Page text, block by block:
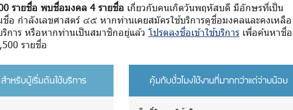
รายชื่อ พบชื่อมงคล 4 รายชื่อ เกี่ยวกับคนเกิดวันพฤหัสบดี มีอักษรที่เป็น
ชื่อ กำลังเลขศาสตร์ ๔๕ หากท่านเคยสมัครใช้บริการดูชื่อมงคลและคงเหลือ
การ หรือหากท่านเป็นสมาชิกอยู่แล้ว โปรดลงชื่อเข้าใช้บริการ เพื่อค้นหาชื่อ
รายชื่อ
ำหรับผู้เริ่มต้นใช้บริการ คุ้มกับชั่วโมงใช้งานที่มากกว่าแต่จ่ายน้อย